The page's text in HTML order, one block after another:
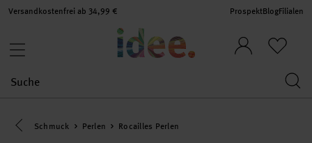
Versandkostenfrei ab 34,99 € ProspektBlogFilialen
Eine Kategorie zurück navigieren
Schmuck Perlen Rocailles Perlen